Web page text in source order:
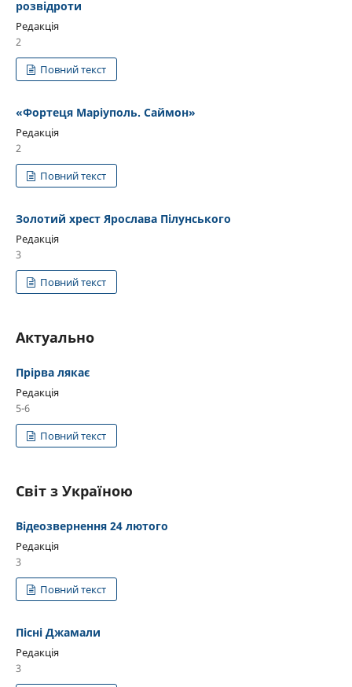
розвідроти
Редакція
2
Повний текст
«Фортеця Маріуполь. Саймон»
Редакція
2
Повний текст
Золотий хрест Ярослава Пілунського
Редакція
3
Повний текст
Актуально
Прірва лякає
Редакція
5-6
Повний текст
Світ з Україною
Відеозвернення 24 лютого
Редакція
3
Повний текст
Пісні Джамали
Редакція
3